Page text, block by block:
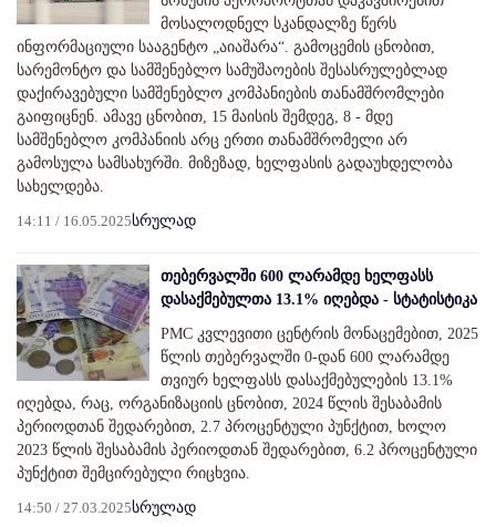
მოსალოდნელ სკანდალზე წერს
ინფორმაციული სააგენტო „აიაშარა“. გამოცემის ცნობით,
სარემონტო და სამშენებლო სამუშაოების შესასრულებლად
დაქირავებული სამშენებლო კომპანიების თანამშრომლები
გაიფიცნენ. ამავე ცნობით, 15 მაისის შემდეგ, 8 - მდე
სამშენებლო კომპანიის არც ერთი თანამშრომელი არ
გამოსულა სამსახურში. მიზეზად, ხელფასის გადაუხდელობა
სახელდება.
14:11 / 16.05.2025სრულად
თებერვალში 600 ლარამდე ხელფასს
დასაქმებულთა 13.1% იღებდა - სტატისტიკა
PMC კვლევითი ცენტრის მონაცემებით, 2025
წლის თებერვალში 0-დან 600 ლარამდე
თვიურ ხელფასს დასაქმებულების 13.1%
იღებდა, რაც, ორგანიზაციის ცნობით, 2024 წლის შესაბამის
პერიოდთან შედარებით, 2.7 პროცენტული პუნქტით, ხოლო
2023 წლის შესაბამის პერიოდთან შედარებით, 6.2 პროცენტული
პუნქტით შემცირებული რიცხვია.
14:50 / 27.03.2025სრულად